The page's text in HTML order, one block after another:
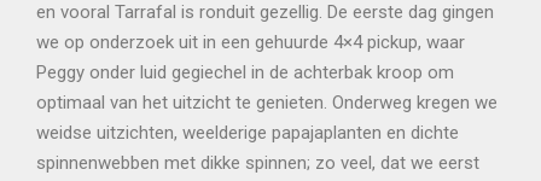
en vooral Tarrafal is ronduit gezellig. De eerste dag gingen
we op onderzoek uit in een gehuurde 4×4 pickup, waar
Peggy onder luid gegiechel in de achterbak kroop om
optimaal van het uitzicht te genieten. Onderweg kregen we
weidse uitzichten, weelderige papajaplanten en dichte
spinnenwebben met dikke spinnen; zo veel, dat we eerst